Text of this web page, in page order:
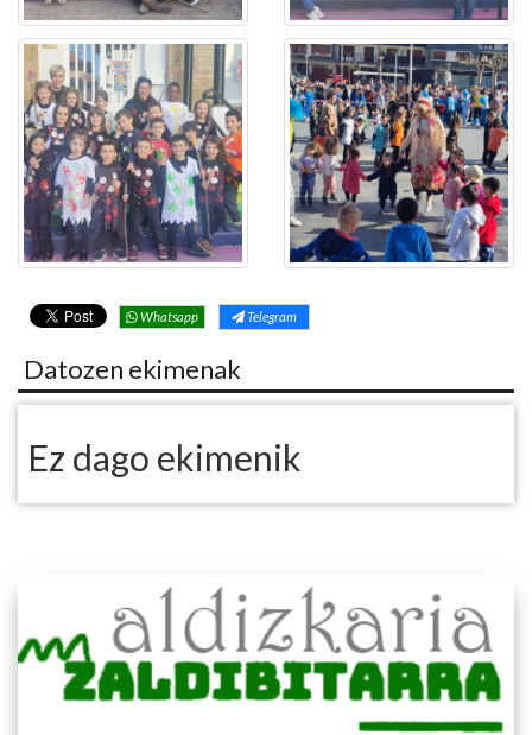
Whatsapp Telegram
Datozen ekimenak
Ez dago ekimenik